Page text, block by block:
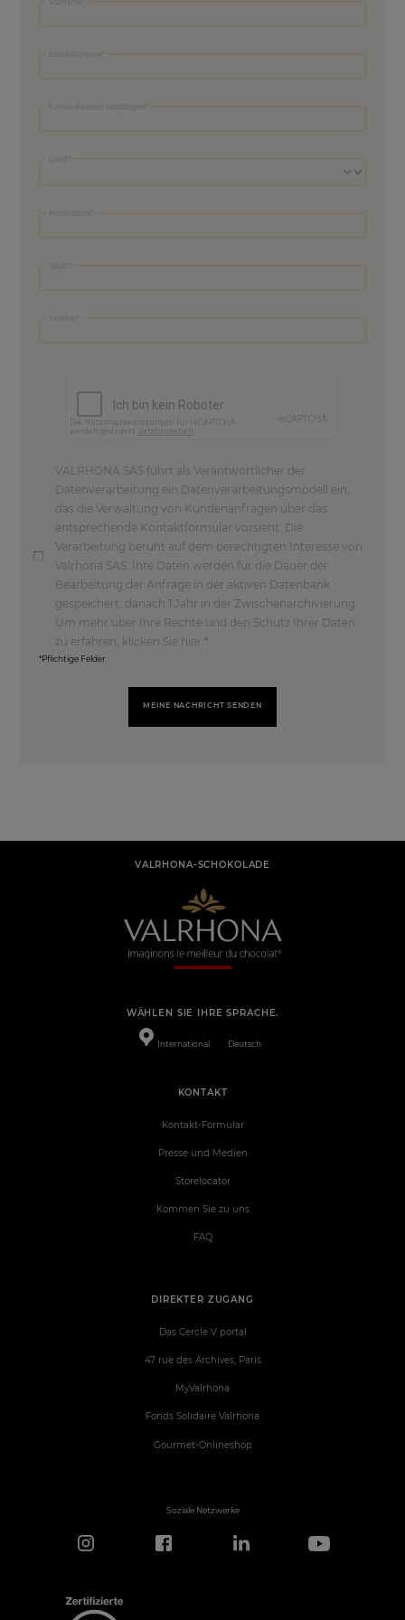
VALRHONA SAS führt als Verantwortlicher der
Datenverarbeitung ein Datenverarbeitungsmodell ein,
das die Verwaltung von Kundenanfragen über das
entsprechende Kontaktformular vorsieht. Die
Verarbeitung beruht auf dem berechtigten Interesse von
Valrhona SAS. Ihre Daten werden für die Dauer der
Bearbeitung der Anfrage in der aktiven Datenbank
gespeichert, danach 1 Jahr in der Zwischenarchivierung.
Um mehr über Ihre Rechte und den Schutz Ihrer Daten
zu erfahren, klicken Sie hier.
*Pflichtige Felder
MEINE NACHRICHT SENDEN
VALRHONA-SCHOKOLADE
WÄHLEN SIE IHRE SPRACHE.
International Deutsch
DIREKTER ZUGANG
Das Cercle V portal
47 rue des Archives, Paris
MyValrhona
Fonds Solidaire Valrhona
Gourmet-Onlineshop
KONTAKT
Kontakt-Formular
Presse und Medien
Storelocator
Kommen Sie zu uns
FAQ
Soziale Netzwerke